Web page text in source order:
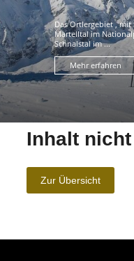
Das Ortlergebiet ,
Martelltal im
Schnalstal im ...
Mehr erfahren